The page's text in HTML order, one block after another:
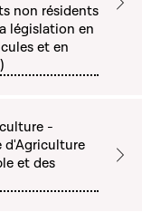
non résidents
législation en
et en
-
d'Agriculture
et des